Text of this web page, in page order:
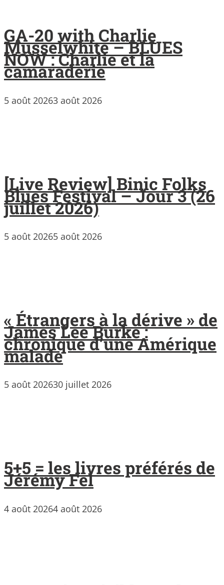
GA-20 with Charlie
Musselwhite – BLUES
NOW : Charlie et la
camaraderie
5 août 20263 août 2026
[Live Review] Binic Folks
Blues Festival – Jour 3 (26
juillet 2026)
5 août 20265 août 2026
« Étrangers à la dérive » de
James Lee Burke :
chronique d’une Amérique
malade
5 août 202630 juillet 2026
5+5 = les livres préférés de
Jérémy Fel
4 août 20264 août 2026